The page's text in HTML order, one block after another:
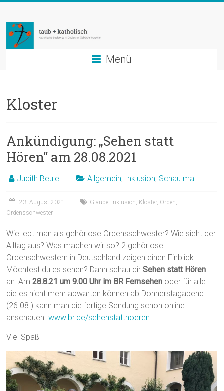
springen
taub
+
katholisch
in
Menü
Kloster
Ankündigung: „Sehen statt
Hören“ am 28.08.2021
Judith Beule Allgemein, Inklusion, Schau mal
23. August 2021 Glaube Inklusion Kloster, Orden
Ordensschwester
Wie lebt man als gehörlose Ordensschwester? Wie sieht der
Alltag aus? Was machen wir so? 2 gehörlose
Ordenschwestern in Deutschland zeigen einen Einblick.
Möchtest du es sehen? Dann schau dirSehen statt Hören
an: Am 28.8.21 um 9.00 Uhr im BR Fernsehen oder für alle
die es nicht mehr abwarten können ab Donnerstagabend
(26.08.) kann man die fertige Sendung schon online
anschauen.www.br.de/sehenstatthoeren
Viel Spaß